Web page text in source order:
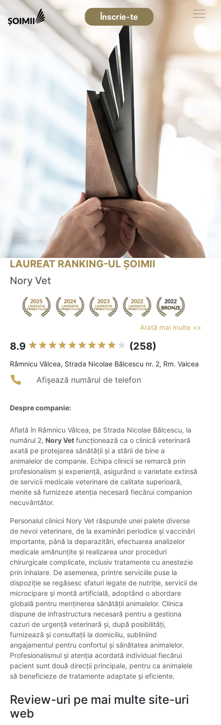
Înscrie-te
LAUREAT RANKING-UL ȘOIMII
Nory Vet
Arată mai multe >>
8.9 (258)
Râmnicu Vâlcea, Strada Nicolae Bălcescu nr. 2, Rm. Valcea
Afișează numărul de telefon
Despre companie:
Aflată în Râmnicu Vâlcea, pe Strada Nicolae Bălcescu, la
numărul 2, Nory Vet funcționează ca o clinică veterinară
axată pe protejarea sănătății și a stării de bine a
animalelor de companie. Echipa clinicii se remarcă prin
profesionalism și experiență, asigurând o varietate extinsă
de servicii medicale veterinare de calitate superioară,
menite să furnizeze atenția necesară fiecărui companion
necuvântător.
Personalul clinicii Nory Vet răspunde unei palete diverse
de nevoi veterinare, de la examinări periodice și vaccinări
importante, până la deparazitări, efectuarea analizelor
medicale amănunțite și realizarea unor proceduri
chirurgicale complicate, inclusiv tratamente cu anestezie
prin inhalare. De asemenea, printre serviciile puse la
dispoziție se regăsesc sfaturi legate de nutriție, servicii de
microcipare și montă artificială, adoptând o abordare
globală pentru menținerea sănătății animalelor. Clinica
dispune de infrastructura necesară pentru a gestiona
cazuri de urgență veterinară și, după posibilități,
furnizează și consultații la domiciliu, subliniind
angajamentul pentru confortul și sănătatea animalelor.
Profesionalismul și atenția acordată individual fiecărui
pacient sunt două direcții principale, pentru ca animalele
să beneficieze de tratamente adaptate și eficiente.
Review-uri pe mai multe site-uri
web